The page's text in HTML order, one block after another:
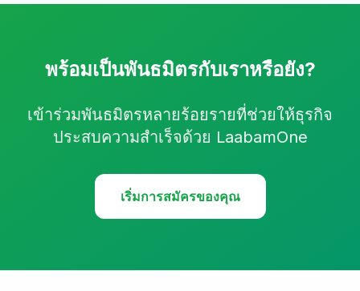
พร้อมเป็นพันธมิตรกับเราหรือยัง?
เข้าร่วมพันธมิตรหลายร้อยรายที่ช่วยให้ธุรกิจ
ประสบความสำเร็จด้วย LaabamOne
เริ่มการสมัครของคุณ